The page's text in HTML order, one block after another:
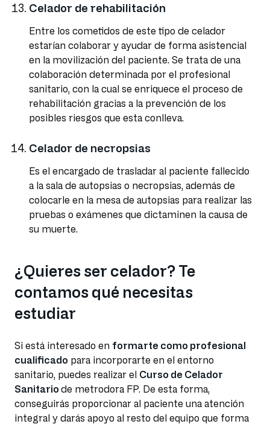
Celador de rehabilitación
Entre los cometidos de este tipo de celador
estarían colaborar y ayudar de forma asistencial
en la movilización del paciente. Se trata de una
colaboración determinada por el profesional
sanitario, con la cual se enriquece el proceso de
rehabilitación gracias a la prevención de los
posibles riesgos que esta conlleva.
Celador de necropsias
Es el encargado de trasladar al paciente fallecido
a la sala de autopsias o necropsias, además de
colocarle en la mesa de autopsias para realizar las
pruebas o exámenes que dictaminen la causa de
su muerte.
¿Quieres ser celador? Te
contamos qué necesitas
estudiar
Si está interesado en formarte como profesional
cualificado para incorporarte en el entorno
sanitario, puedes realizar el Curso de Celador
Sanitario de metrodora FP. De esta forma,
conseguirás proporcionar al paciente una atención
integral y darás apoyo al resto del equipo que forma